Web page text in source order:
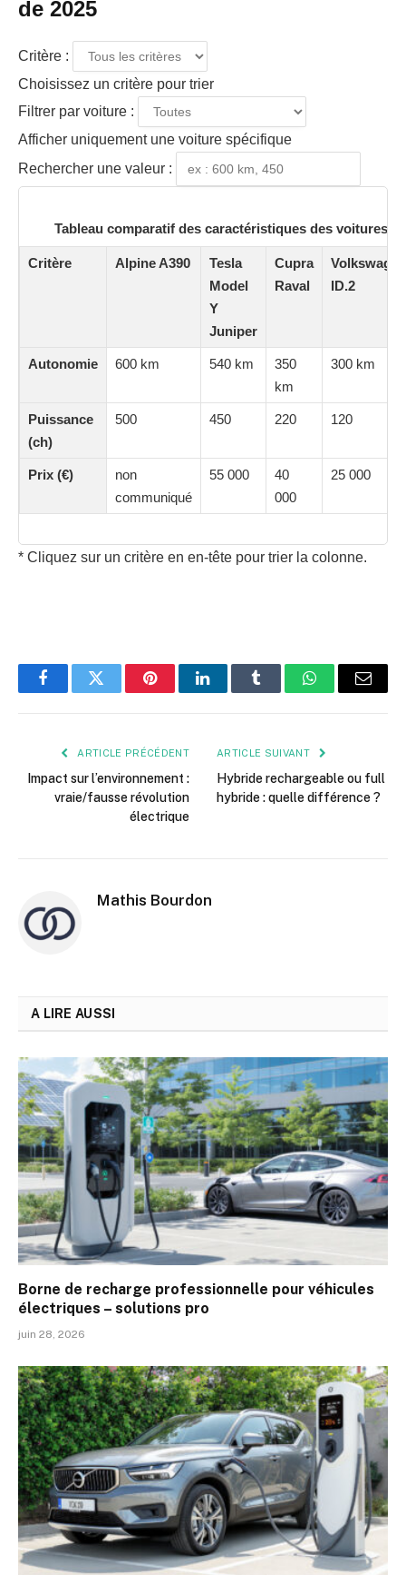
de 2025
Critère :
Choisissez un critère pour trier
Filtrer par voiture :
Afficher uniquement une voiture spécifique
Rechercher une valeur :
Tableau comparatif des caractéristiques des voitures
Critère Alpine A390
Tesla
Model
Y
Juniper
Cupra
Raval
Volkswagen
ID.2
Autonomie 600 km 540 km
350
km
300 km
Puissance
(ch)
500 450 220 120
Prix (€)
non
communiqué
55 000
40
000
25 000
* Cliquez sur un critère en en-tête pour trier la colonne.
FacebookTwitter PinterestLinkedInTumblr WhatsApp
E-
ARTICLE PRÉCÉDENT
Impact sur l’environnement :
vraie/fausse révolution
électrique
ARTICLE SUIVANT
Hybride rechargeable ou full
hybride : quelle différence ?
Mathis Bourdon
A LIRE AUSSI
Borne de recharge professionnelle pour véhicules
électriques – solutions pro
juin 28, 2026